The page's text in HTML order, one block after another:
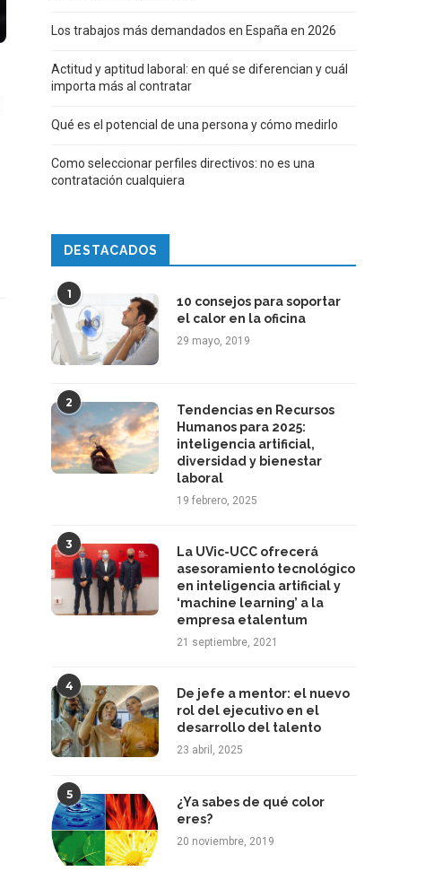
Los trabajos más demandados en España en 2026
Actitud y aptitud laboral: en qué se diferencian y cuál
importa más al contratar
Qué es el potencial de una persona y cómo medirlo
Como seleccionar perfiles directivos: no es una
contratación cualquiera
DESTACADOS
1
10 consejos para soportar
el calor en la oficina
29 mayo, 2019
2
Tendencias en Recursos
Humanos para 2025:
inteligencia artificial,
diversidad y bienestar
laboral
19 febrero, 2025
3
La UVic-UCC ofrecerá
asesoramiento tecnológico
en inteligencia artificial y
‘machine learning’ a la
empresa etalentum
21 septiembre, 2021
4
De jefe a mentor: el nuevo
rol del ejecutivo en el
desarrollo del talento
23 abril, 2025
5
¿Ya sabes de qué color
eres?
20 noviembre, 2019